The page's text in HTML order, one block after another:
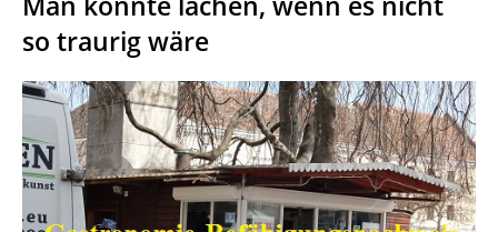
so traurig wäre